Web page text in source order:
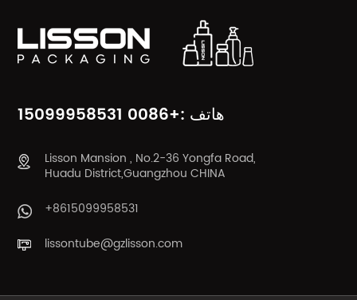
هاتف :+0086 15099958531
Lisson Mansion , No.2-36 Yongfa Road,
Huadu District,Guangzhou CHINA
+8615099958531
lissontube@gzlisson.com